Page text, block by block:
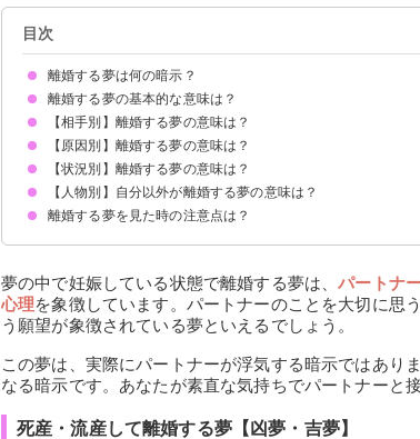
目次
離婚する夢は何の暗示？
離婚する夢の基本的な意味は？
①パートナーとの別れに不安を感じている暗示
②相手のことを強く想っている暗示
状況によって意味が決まる
【相手別】離婚する夢の意味は？
旦那・妻と離婚する夢【警告夢】
知らない人と離婚する夢【願望夢】
元彼と離婚する夢【願望夢】
芸能人と離婚する夢【吉夢】
【原因別】離婚する夢の意味は？
浮気されて離婚する夢【凶夢】
自分が浮気して離婚する夢【警告夢】
喧嘩して離婚する夢【吉夢】
性格や価値観が合わず離婚する夢【警告夢】
経済的な問題で離婚する夢【警告夢】
暴力を受けて離婚する夢【凶夢・吉夢】
【状況別】離婚する夢の意味は？
離婚を切り出す夢【願望夢】
離婚届を書く・出す夢【凶夢】
離婚して泣く夢【凶夢】
離婚を切り出される夢【吉夢】
離婚して再婚する夢【吉夢】
未婚・独身なのに離婚する夢【吉夢】
妊娠中に離婚する夢【吉夢】
死産・流産して離婚する夢【凶夢・吉夢】
離婚して後悔する夢【願望夢】
離婚について話し合う夢【願望夢】
離婚調停の夢【凶夢】
離婚して引っ越しする夢【吉夢】
【人物別】自分以外が離婚する夢の意味は？
両親が離婚する夢【吉夢】
友達が離婚する夢【警告夢・吉夢】
兄・弟が離婚する夢【吉夢】
姉・妹が離婚する夢【吉夢】
元旦那・元妻が離婚する夢【凶夢】
祖父母が離婚する夢【吉夢】
芸能人が離婚する夢【警告夢】
好きな人が離婚する夢【警告夢】
離婚する夢を見た時の注意点は？
夢の中で妊娠している状態で離婚する夢は、パートナ
心理を象徴しています。パートナーのことを大切に思
う願望が象徴されている夢といえるでしょう。
この夢は、実際にパートナーが浮気する暗示ではあり
なる暗示です。あなたが素直な気持ちでパートナーと
死産・流産して離婚する夢【凶夢・吉夢】